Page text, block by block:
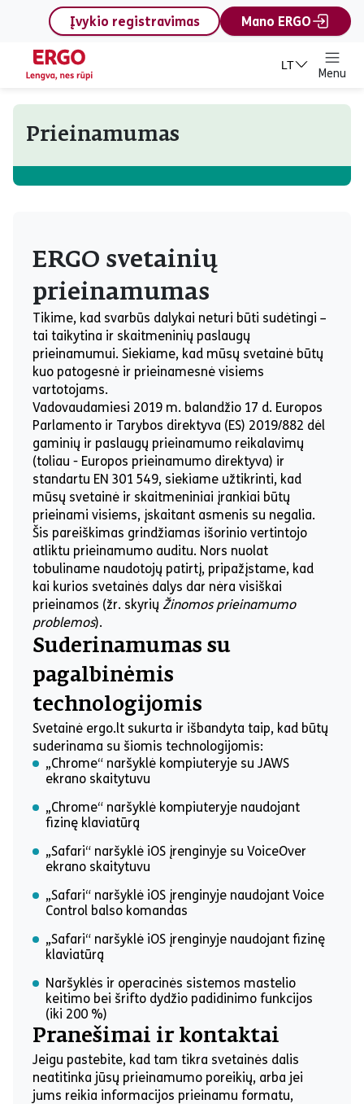
content
Įvykio registravimas
Mano ERGO
LT
Menu
Prieinamumas
ERGO svetainių
prieinamumas
Tikime, kad svarbūs dalykai neturi būti sudėtingi –
tai taikytina ir skaitmeninių paslaugų
prieinamumui. Siekiame, kad mūsų svetainė būtų
kuo patogesnė ir prieinamesnė visiems
vartotojams.
Vadovaudamiesi 2019 m. balandžio 17 d. Europos
Parlamento ir Tarybos direktyva (ES) 2019/882 dėl
gaminių ir paslaugų prieinamumo reikalavimų
(toliau - Europos prieinamumo direktyva) ir
standartu EN 301 549, siekiame užtikrinti, kad
mūsų svetainė ir skaitmeniniai įrankiai būtų
prieinami visiems, įskaitant asmenis su negalia.
Šis pareiškimas grindžiamas išorinio vertintojo
atliktu prieinamumo auditu. Nors nuolat
tobuliname naudotojų patirtį, pripažįstame, kad
kai kurios svetainės dalys dar nėra visiškai
prieinamos (žr. skyrių Žinomos prieinamumo
problemos).
Suderinamumas su
pagalbinėmis
technologijomis
Svetainė ergo.lt sukurta ir išbandyta taip, kad būtų
suderinama su šiomis technologijomis:
„Chrome“ naršyklė kompiuteryje su JAWS
ekrano skaitytuvu
„Chrome“ naršyklė kompiuteryje naudojant
fizinę klaviatūrą
„Safari“ naršyklė iOS įrenginyje su VoiceOver
ekrano skaitytuvu
„Safari“ naršyklė iOS įrenginyje naudojant Voice
Control balso komandas
„Safari“ naršyklė iOS įrenginyje naudojant fizinę
klaviatūrą
Naršyklės ir operacinės sistemos mastelio
keitimo bei šrifto dydžio padidinimo funkcijos
(iki 200 %)
Pranešimai ir kontaktai
Jeigu pastebite, kad tam tikra svetainės dalis
neatitinka jūsų prieinamumo poreikių, arba jei
jums reikia informacijos prieinamu formatu,